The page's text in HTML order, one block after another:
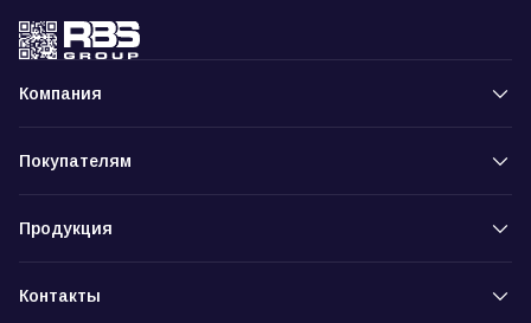
Компания
Покупателям
Продукция
Контакты